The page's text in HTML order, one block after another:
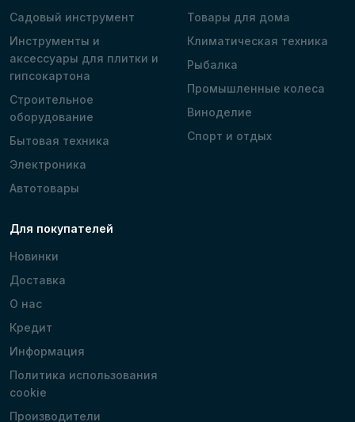
Садовый инструмент
Инструменты и
аксессуары для плитки и
гипсокартона
Строительное
оборудование
Бытовая техника
Электроника
Автотовары
Товары для дома
Климатическая техника
Рыбалка
Промышленные колеса
Виноделие
Спорт и отдых
Для покупателей
Новинки
Доставка
О нас
Кредит
Информация
Политика использования
cookie
Производители